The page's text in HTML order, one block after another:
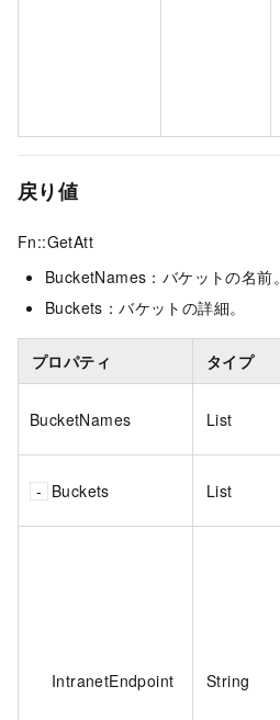
戻り値
Fn::GetAtt
BucketNames：バケットの名前。
Buckets：バケットの詳細。
プロパティ タイプ
BucketNames List
Buckets List
IntranetEndpoint String